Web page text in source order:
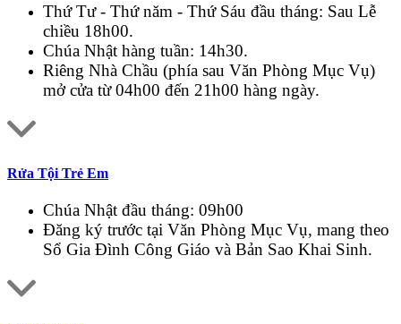
Thứ Tư - Thứ năm - Thứ Sáu đầu tháng: Sau Lễ
chiều 18h00.
Chúa Nhật hàng tuần: 14h30.
Riêng Nhà Chầu (phía sau Văn Phòng Mục Vụ)
mở cửa từ 04h00 đến 21h00 hàng ngày.
Rửa Tội Trẻ Em
Chúa Nhật đầu tháng: 09h00
Đăng ký trước tại Văn Phòng Mục Vụ, mang theo
Sổ Gia Đình Công Giáo và Bản Sao Khai Sinh.